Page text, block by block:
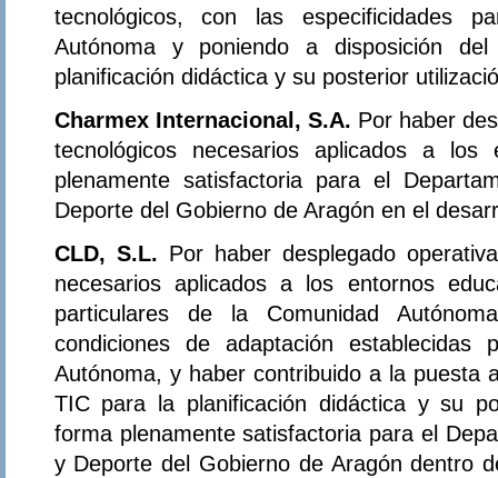
tecnológicos, con las especificidades
Autónoma y poniendo a disposición
planificación didáctica y su posterior
Charmex Internacional, S.A. Por haber
tecnológicos necesarios aplicados a los
plenamente satisfactoria para el
Deporte del Gobierno de Aragón en el
CLD, S.L. Por haber desplegado
necesarios aplicados a los entornos
particulares de la Comunidad
condiciones de adaptación establecidas
Autónoma, y haber contribuido a la puesta
TIC para la planificación didáctica y su
forma plenamente satisfactoria para el
y Deporte del Gobierno de Aragón dentro